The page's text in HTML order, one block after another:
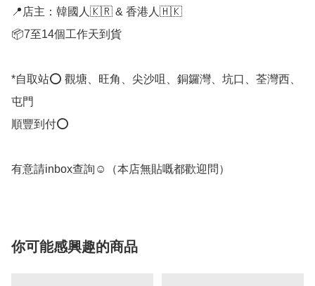
📍店主：韓國人🇰🇷 & 香港人🇭🇰
📦7至14個工作天到貨
*自取站⭕ 觀塘、旺角、尖沙咀、銅鑼灣、坑口、荃灣西、
屯門
順豐到付⭕
有意請inbox查詢☺️（本店無貼嘅都歡迎問）
你可能感興趣的商品